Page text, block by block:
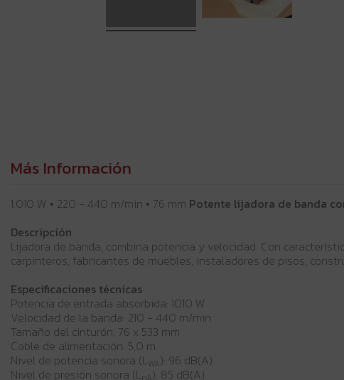
Más Información
1.010 W • 220 - 440 m/min • 76 mm Potente lijadora de banda
Descripción
Lijadora de banda, combina potencia y velocidad. Con
carpinteros, fabricantes de muebles, instaladores de pisos,
Especificaciones técnicas
Potencia de entrada absorbida: 1010 W
Velocidad de la banda: 210 - 440 m/min
Tamaño del cinturón: 76 x 533 mm
Cable de alimentación: 5,0 m
Nivel de potencia sonora (LWA): 96 dB(A)
Nivel de presión sonora (L
): 85 dB(A)